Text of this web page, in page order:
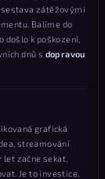
sestava zátěžovými
Balíme do
došlo k poškození,
dnů s dopravou
grafická
streamování
let začne sekat,
Je to investice,